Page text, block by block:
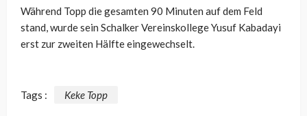
Während Topp die gesamten 90 Minuten auf dem Feld
stand, wurde sein Schalker Vereinskollege Yusuf Kabadayi
erst zur zweiten Hälfte eingewechselt.
Tags : Keke Topp